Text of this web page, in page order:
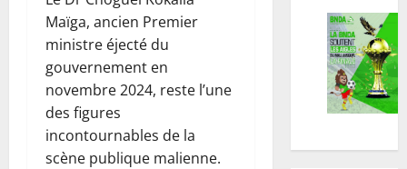
Maïga, ancien Premier
ministre éjecté du
gouvernement en
novembre 2024, reste l’une
des figures
incontournables de la
scène publique malienne.